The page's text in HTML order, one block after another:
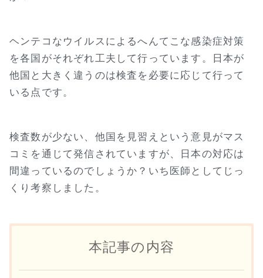
ヘンテコなウイルスによるへんてこな感染症対策
を各国がそれぞれ工夫して行っています。日本が
他国と大きく違うのは検査を必要に応じて行って
いる点です。
検査数が少ない、他国を見習えという意見がマス
コミを通じて発信されていますが、日本の対応は
間違っているのでしょうか？いち医師としてじっ
くり考察しました。
本記事の内容